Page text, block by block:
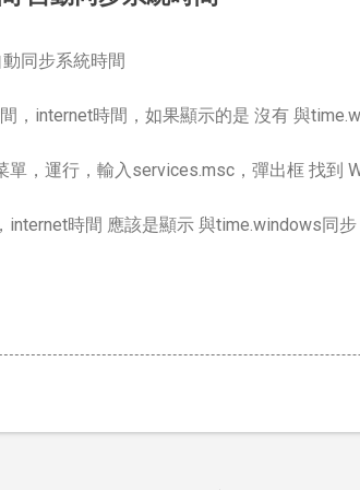
同步系統時間
，internet時間，如果顯示的是 沒有 與
單，運行，輸入services.msc，彈出框 找到
internet時間 應該是顯示 與time.windows同